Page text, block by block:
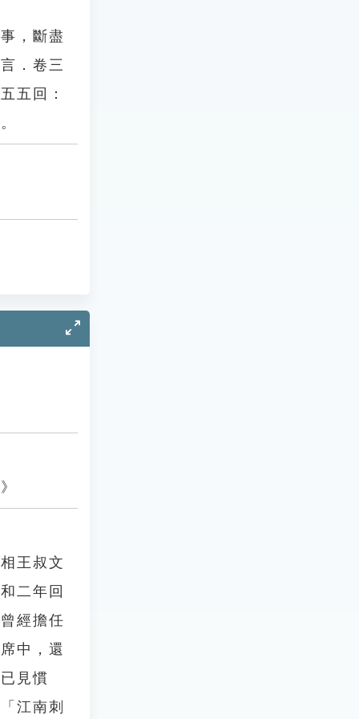
，斷盡
．卷三
五回：
王叔文
二年回
經擔任
中，還
見慣
江南刺